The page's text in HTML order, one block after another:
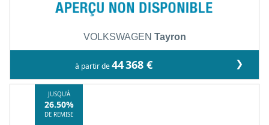
VOLKSWAGEN Tayron
à partir de44 368 € ❯
JUSQU'À
26.50%
DE REMISE